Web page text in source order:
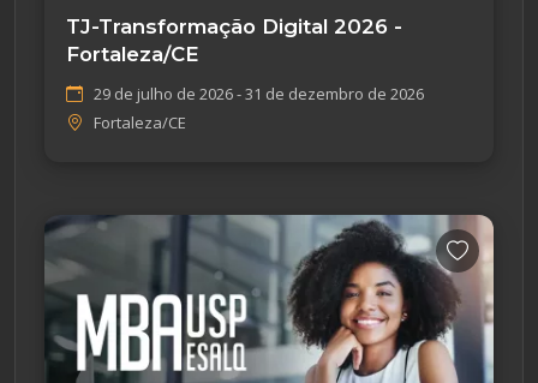
TJ-Transformação Digital 2026 -
Fortaleza/CE
29 de julho de 2026 - 31 de dezembro de 2026
Fortaleza/CE